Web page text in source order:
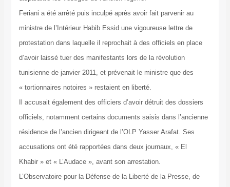
Feriani a été arrêté puis inculpé après avoir fait parvenir au
ministre de l’Intérieur Habib Essid une vigoureuse lettre de
protestation dans laquelle il reprochait à des officiels en place
d’avoir laissé tuer des manifestants lors de la révolution
tunisienne de janvier 2011, et prévenait le ministre que des
« tortionnaires notoires » restaient en liberté.
Il accusait également des officiers d’avoir détruit des dossiers
officiels, notamment certains documents saisis dans l’ancienne
résidence de l’ancien dirigeant de l’OLP Yasser Arafat. Ses
accusations ont été rapportées dans deux journaux, « El
Khabir » et « L’Audace », avant son arrestation.
L’Observatoire pour la Défense de la Liberté de la Presse, de